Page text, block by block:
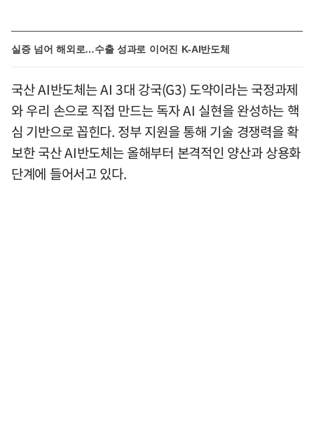
실증 넘어 해외로…수출 성과로 이어진 K-AI반도체
국산 AI반도체는 AI 3대 강국(G3) 도약이라는 국정과제
와 우리 손으로 직접 만드는 독자 AI 실현을 완성하는 핵
심 기반으로 꼽힌다. 정부 지원을 통해 기술 경쟁력을 확
보한 국산 AI반도체는 올해부터 본격적인 양산과 상용화
단계에 들어서고 있다.